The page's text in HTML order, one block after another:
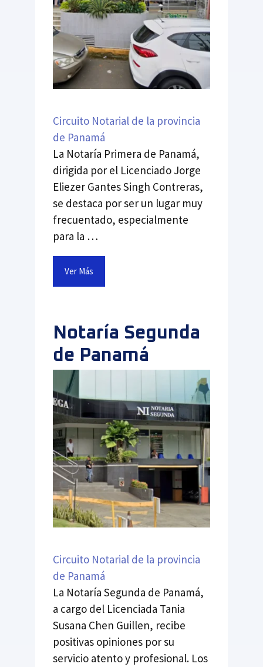
Circuito Notarial de la provincia
de Panamá
La Notaría Primera de Panamá,
dirigida por el Licenciado Jorge
Eliezer Gantes Singh Contreras,
se destaca por ser un lugar muy
frecuentado, especialmente
para la …
Ver Más
Notaría Segunda
de Panamá
Circuito Notarial de la provincia
de Panamá
La Notaría Segunda de Panamá,
a cargo del Licenciada Tania
Susana Chen Guillen, recibe
positivas opiniones por su
servicio atento y profesional. Los